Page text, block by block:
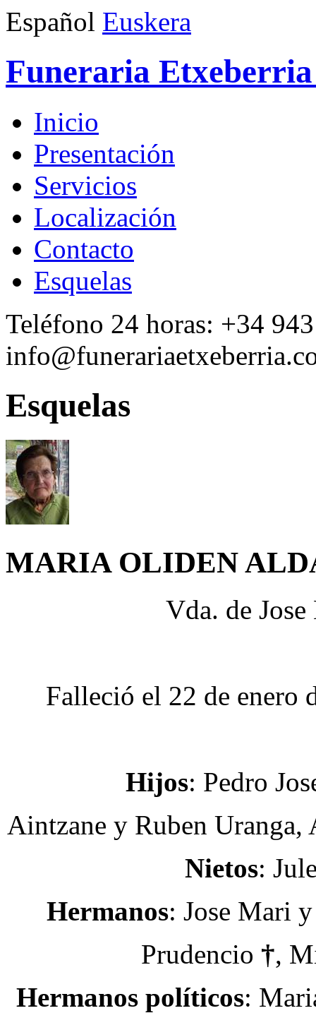
Español Euskera
Funeraria
Inicio
Presentación
Servicios
Localización
Contacto
Esquelas
Teléfono 24 horas: +34
Esquelas
MARIA OLIDEN
Vda. de
Falleció el 22 de enero
Hijos: Pedro
Aintzane y Ruben Uranga,
Nietos:
Hermanos: Jose Mari
Prudencio †,
Hermanos políticos: